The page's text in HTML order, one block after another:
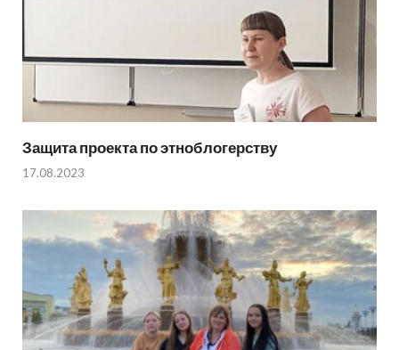
Защита проекта по этноблогерству
17.08.2023